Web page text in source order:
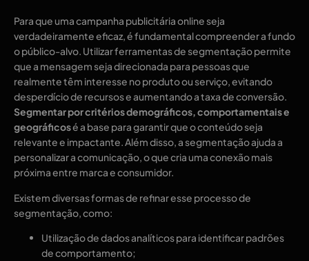
Para que uma campanha publicitária online seja
verdadeiramente eficaz, é fundamental compreender a fundo
o público-alvo. Utilizar ferramentas de segmentação permite
que a mensagem seja direcionada para pessoas que
realmente têm interesse no produto ou serviço, evitando
desperdício de recursos e aumentando a taxa de conversão.
Segmentar por critérios demográficos, comportamentais e
geográficosé a base para garantir que o conteúdo seja
relevante e impactante. Além disso, a segmentação ajuda a
personalizar a comunicação, o que cria uma conexão mais
próxima entre marca e consumidor.
Existem diversas formas de refinar esse processo de
segmentação, como:
Utilização de dados analíticos para identificar padrões
de comportamento;